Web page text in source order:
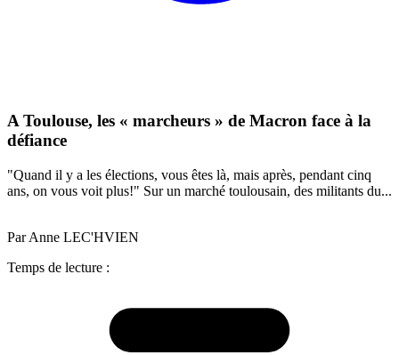
A Toulouse, les « marcheurs » de Macron face à la
défiance
"Quand il y a les élections, vous êtes là, mais après, pendant cinq
ans, on vous voit plus!" Sur un marché toulousain, des militants du...
Par Anne LEC'HVIEN
Temps de lecture :